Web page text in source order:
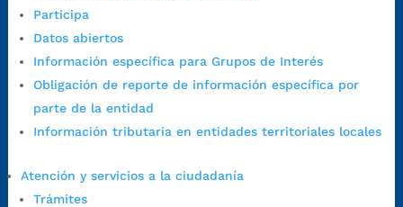
Participa
Datos abiertos
Información específica para Grupos de Interés
Obligación de reporte de información específica por
parte de la entidad
Información tributaria en entidades territoriales locales
Atención y servicios a la ciudadanía
Trámites
judiciales:
notificaciones@bucaramanga.gov.co
Canal de denuncia para presuntos actos de corrupción: